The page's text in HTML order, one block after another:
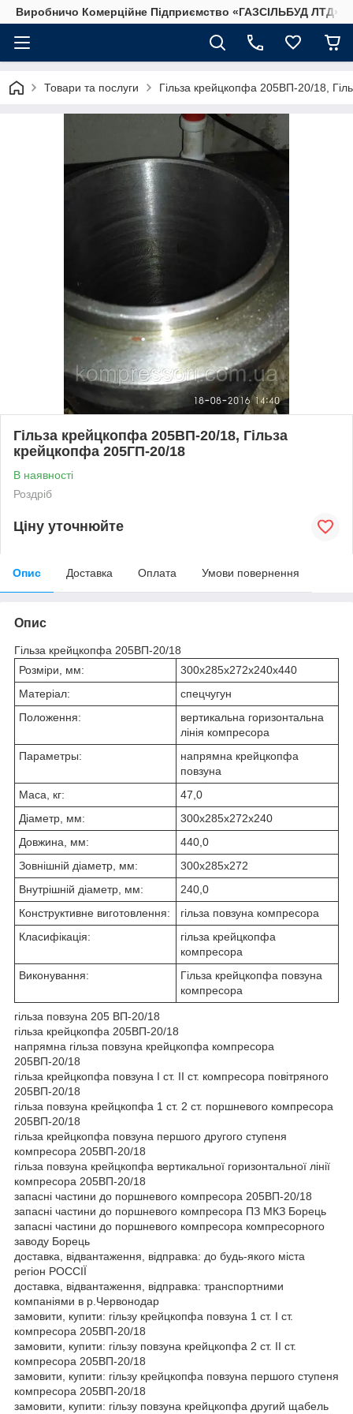
Виробничо Комерційне Підприємство «ГАЗСIЛЬБУД ЛТД»
Товари та послуги Гільза крейцкопфа 205ВП-20/18,
Гільза крейцкопфа 205ВП-20/18, Гільза
крейцкопфа 205ГП-20/18
В наявності
Роздріб
Ціну уточнюйте
Опис Доставка Оплата Умови повернення
Опис
Гільза крейцкопфа 205ВП-20/18
Розміри, мм:
300х285х272х240х440
Матеріал:
спецчугун
Положення:
вертикальна горизонтальна
лінія компресора
Параметры:
напрямна крейцкопфа
повзуна
Маса, кг:
47,0
Діаметр, мм:
300х285х272х240
Довжина, мм:
440,0
Зовнішній діаметр, мм:
300х285х272
Внутрішній діаметр, мм:
240,0
Конструктивне виготовлення:
гільза повзуна компресора
Класифікація:
гільза крейцкопфа
компресора
Виконування:
Гільза крейцкопфа повзуна
компресора
гільза повзуна 205 ВП-20/18
гільза крейцкопфа 205ВП-20/18
напрямна гільза повзуна крейцкопфа компресора
205ВП-20/18
гільза крейцкопфа повзуна I ст. II ст. компресора повітряного
205ВП-20/18
гільза повзуна крейцкопфа 1 ст. 2 ст. поршневого компресора
205ВП-20/18
гільза крейцкопфа повзуна першого другого ступеня
компресора 205ВП-20/18
гільза повзуна крейцкопфа вертикальної горизонтальної лінії
компресора 205ВП-20/18
запасні частини до поршневого компресора 205ВП-20/18
запасні частини до поршневого компресора ПЗ МКЗ Борець
запасні частини до поршневого компресора компресорного
заводу Борець
доставка, відвантаження, відправка: до будь-якого міста
регіон РОССІЇ
доставка, відвантаження, відправка: транспортними
компаніями в р.Червонодар
замовити, купити: гільзу крейцкопфа повзуна 1 ст. I ст.
компресора 205ВП-20/18
замовити, купити: гільзу повзуна крейцкопфа 2 ст. II ст.
компресора 205ВП-20/18
замовити, купити: гільзу крейцкопфа повзуна першого ступеня
компресора 205ВП-20/18
замовити, купити: гільзу повзуна крейцкопфа другий щабель